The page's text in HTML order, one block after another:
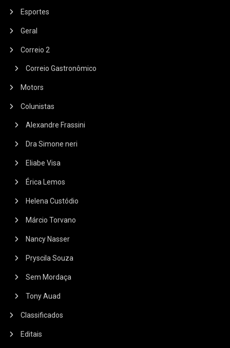
Esportes
Geral
Correio 2
Correio Gastronômico
Motors
Colunistas
Alexandre Frassini
Dra Simone neri
Eliabe Visa
Érica Lemos
Helena Custódio
Márcio Torvano
Nancy Nasser
Pryscila Souza
Sem Mordaça
Tony Auad
Classificados
Editais